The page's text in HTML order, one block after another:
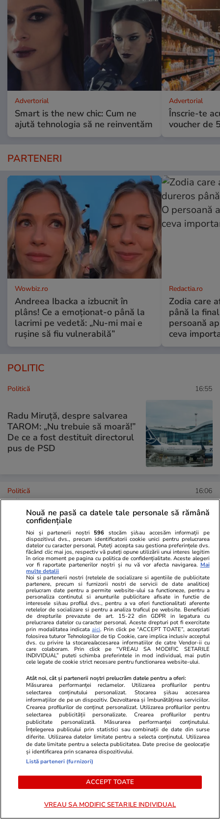
Advertorial
Smart is the new chic: Cum ne
ajută tehnologia să ne reinventăm
Advertorial
Înscrie-te
voucher de
PARTENERI
Wowbiz.ro
Andreea Ibacka a izbucnit în
plâns! Ce a emoționat-o până la
lacrimi pe vedetă: „Nu-mi mai e
rușine să fiu vulnerabilă”
Redactia.ro
Zodia care
până la
persoană
ceva
POLITIC
Politică 16:55
Radu Miruță, despre salvarea
TAROM: „Nu trebuie să moară!”
De ce a fost destituit directorul
pus de PSD
Politică 16:06
Măsurile anunțate de Radu
Miruță la CFR Călători, după ce
80% dintre români au spus că
nu ar recomanda călătoriile cu
trenul: Sancțiuni, despăgubiri
pentru întârzieri și directori
responsabili de trenuri
PARTENERI
ZiaruldeIasi.ro
Fosta juristă de la spitalul de
Neurochirurgie trebuie să restituie
unității medicale peste 100.000
de euro din cauză că nu și-ar fi
făcut treaba pentru care era
Fanatik.ro
Privatizare
Polivalentă
afaceri
Nouă ne pasă ca datele tale personale să rămână
confidențiale
Noi și partenerii noștri 596 stocăm și/sau accesăm informații pe
dispozitivul dvs., precum identificatorii cookie unici pentru prelucrarea
datelor cu caracter personal. Puteți accepta sau gestiona preferințele dvs.
făcând clic mai jos, respectiv vă puteți opune utilizării unui interes legitim
în orice moment pe pagina cu politica de confidențialitate. Aceste alegeri
vor fi raportate partenerilor noștri și nu vă vor afecta navigarea. Mai
multe detalii
Noi si partenerii nostri (retelele de socializare si agentiile de publicitate
partenere, precum si furnizorii nostri de servicii de date analitice)
prelucram date pentru a permite website-ului sa functioneze, pentru a
personaliza continutul si anunturile publicitare afisate in functie de
interesele si/sau profilul dvs., pentru a va oferi functionalitati aferente
retelelor de socializare si pentru a analiza traficul pe website. Beneficiati
de drepturile prevazute de art. 15-22 din GDPR in legatura cu
prelucrarea datelor cu caracter personal. Aceste drepturi pot fi exercitate
prin modalitatea indicataaici. Prin click pe “ACCEPT TOATE”, acceptati
folosirea tuturor Tehnologiilor de tip Cookie, care implica inclusiv acceptul
dvs. cu privire la stocarea/accesarea informatiilor de catre Vendor-ii cu
care colaboram. Prin click pe “VREAU SA MODIFIC SETARILE
INDIVIDUAL” puteti schimba preferintele in mod individual, mai putin
cele legate de cookie strict necesare pentru functionarea website-ului.
Atât noi, cât și partenerii noștri prelucrăm datele pentru a oferi:
Măsurarea performanței reclamelor. Utilizarea profilurilor pentru
selectarea conținutului personalizat. Stocarea și/sau accesarea
informațiilor de pe un dispozitiv. Dezvoltarea și îmbunătățirea serviciilor.
Crearea profilurilor de conținut personalizat. Utilizarea profilurilor pentru
selectarea publicității personalizate. Crearea profilurilor pentru
publicitate personalizată. Măsurarea performanței conținutului.
Înțelegerea publicului prin statistici sau combinații de date din surse
diferite. Utilizarea datelor limitate pentru a selecta conținutul. Utilizarea
de date limitate pentru a selecta publicitatea. Date precise de geolocație
și identificarea prin scanarea dispozitivului.
Listă parteneri (furnizori)
ACCEPT TOATE
VREAU SA MODIFIC SETARILE INDIVIDUAL